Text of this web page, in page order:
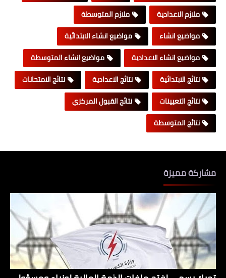
ملازم الاعدادية
ملازم المتوسطة
مواضيع انشاء
مواضيع انشاء الابتدائية
مواضيع انشاء الاعدادية
مواضيع انشاء المتوسطة
نتائج الابتدائية
نتائج الاعدادية
نتائج الامتحانات
نتائج التعيينات
نتائج القبول المركزي
نتائج المتوسطة
مشاركة مميزة